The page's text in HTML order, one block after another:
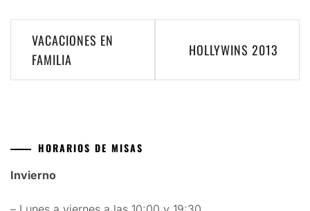
Navegación
entradas
VACACIONES EN
FAMILIA
HOLLYWINS 2013
HORARIOS DE MISAS
Invierno